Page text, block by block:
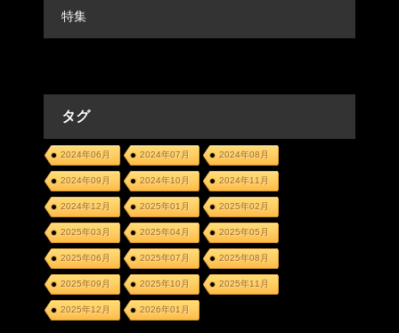
特集
タグ
2024年06月 2024年07月 2024年08月
2024年09月 2024年10月 2024年11月
2024年12月 2025年01月 2025年02月
2025年03月 2025年04月 2025年05月
2025年06月 2025年07月 2025年08月
2025年09月 2025年10月 2025年11月
2025年12月 2026年01月